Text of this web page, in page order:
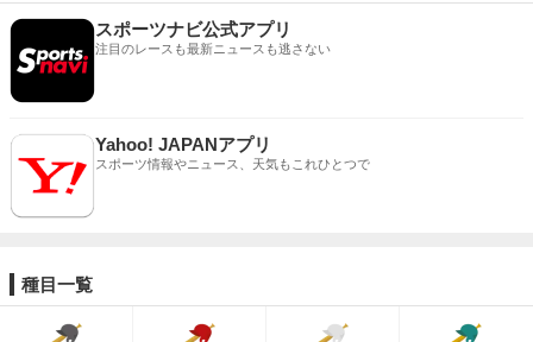
スポーツナビ公式アプリ
注目のレースも最新ニュースも逃さない
Yahoo! JAPANアプリ
スポーツ情報やニュース、天気もこれひとつで
種目一覧